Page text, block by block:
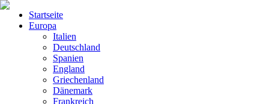
Startseite
Europa
Italien
Deutschland
Spanien
England
Griechenland
Dänemark
Frankreich